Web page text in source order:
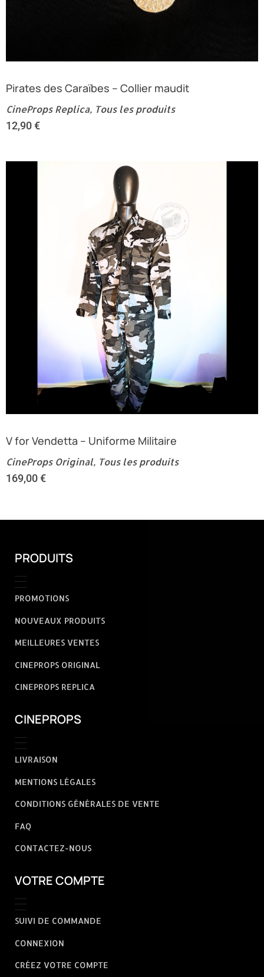
Pirates des Caraïbes – Collier maudit
CineProps Replica, Tous les produits
12,90€
V for Vendetta – Uniforme Militaire
CineProps Original, Tous les produits
169,00€
PRODUITS
PROMOTIONS
NOUVEAUX PRODUITS
MEILLEURES VENTES
CINEPROPS ORIGINAL
CINEPROPS REPLICA
CINEPROPS
LIVRAISON
MENTIONS LÉGALES
CONDITIONS GÉNÉRALES DE VENTE
FAQ
CONTACTEZ-NOUS
VOTRE COMPTE
SUIVI DE COMMANDE
CONNEXION
CRÉEZ VOTRE COMPTE